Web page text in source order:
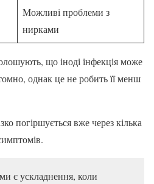
Можливі проблеми з
нирками
що іноді інфекція може
однак це не робить її менш
погіршується вже через кілька
є ускладнення, коли